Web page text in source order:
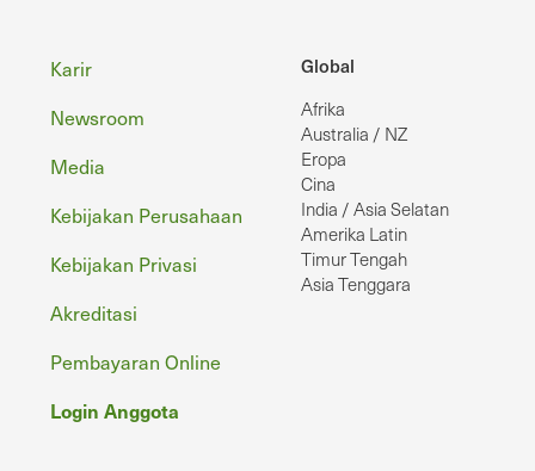
Global
Afrika
Australia / NZ
Eropa
Cina
India / Asia Selatan
Amerika Latin
Timur Tengah
Asia Tenggara
Footer
Karir
Newsroom
Media
Kebijakan Perusahaan
Kebijakan Privasi
Akreditasi
Pembayaran Online
Login Anggota